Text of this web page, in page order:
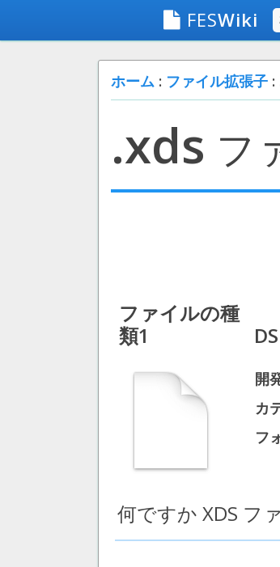
FESWiki
ホーム : ファイル拡張子 :
.xds フ
ファイルの種
類1
開
カ
フ
何ですか XDS フ